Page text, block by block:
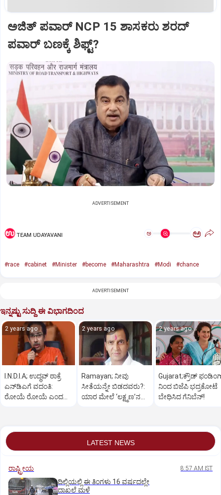
ಅಜಿತ್‌ ಪವಾರ್‌ NCP 15 ಶಾಸಕರು ಶರದ್‌
ಪವಾರ್‌ ಬಣಕ್ಕೆ ಶಿಫ್ಟ್?
ADVERTISEMENT
TEAM UDAYAVANI ಅ ಅ
#race #cabinet #Minister #become #Maharashtra #Modi #chance
ADVERTISEMENT
ಇನ್ನಷ್ಟು ಸುದ್ದಿ ಈ ವಿಭಾಗದಿಂದ
2 years ago
I.N.D.I.A; ಉದ್ಧವ್‌ ಠಾಕ್ರೆ
ಎನ್‌ಡಿಎಗೆ ವದಂತಿ:
ರೋಯೆ ರೋಯೆ ಎಂದ
2 years ago
Ramayan; ನೀವು
ಸೀತೆಯನ್ನೇ ಬಿಡದವರು?:
ಯಾರ ಮೇಲೆ ‘ಲಕ್ಷ್ಮಣ’ನ
2 years ago
Gujarat;ಕ್ರೌಡ್‌
ನಿಂದ ಬಿಜೆಪಿ ಭದ್ರಕೋಟೆ
ಬೇಧಿಸಿದ ಗೆನಿಬೆನ್‌!
LATEST NEWS
ರಾಷ್ಟ್ರೀಯ 8:57 AM IST
ದಿಲ್ಲಿಯಲ್ಲಿ ಈ ತಿಂಗಳು 16 ವರ್ಷದಲ್ಲೇ
ದಾಖಲೆ ಮಳೆ